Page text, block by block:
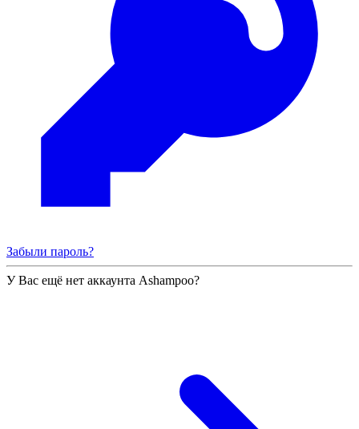
Забыли пароль?
У Вас ещё нет аккаунта Ashampoo?